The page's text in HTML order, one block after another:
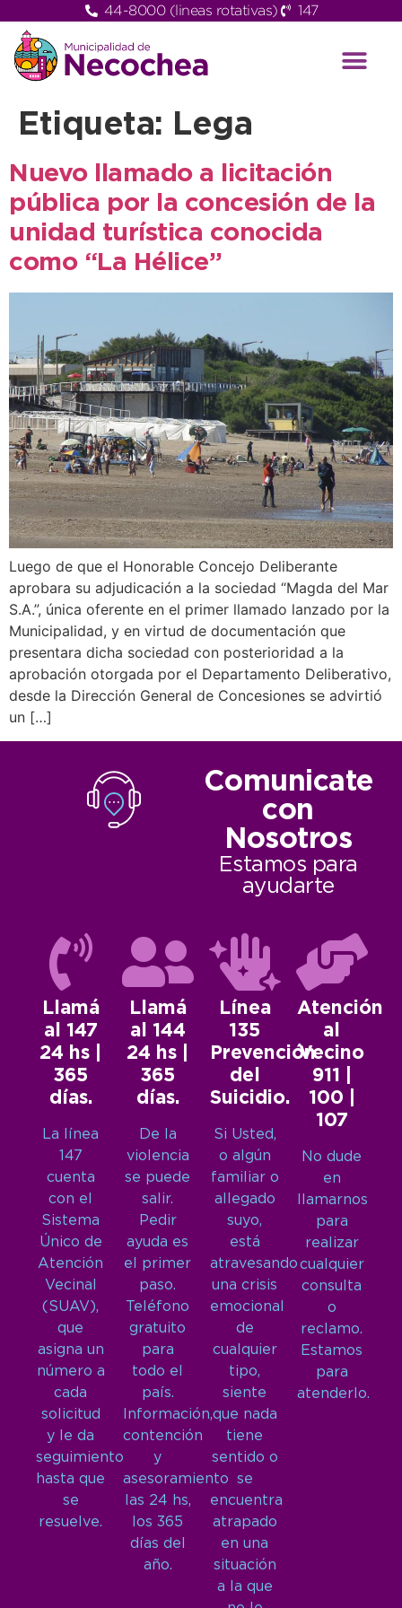
44-8000 (lineas rotativas) 147
Etiqueta: Lega
Nuevo llamado a licitación
pública por la concesión de la
unidad turística conocida
como “La Hélice”
Luego de que el Honorable Concejo Deliberante
aprobara su adjudicación a la sociedad “Magda del Mar
S.A.”, única oferente en el primer llamado lanzado por la
Municipalidad, y en virtud de documentación que
presentara dicha sociedad con posterioridad a la
aprobación otorgada por el Departamento Deliberativo,
desde la Dirección General de Concesiones se advirtió
un […]
Comunicate
con
Nosotros
Estamos para
ayudarte
Llamá
al 147
24 hs |
365
días.
La línea
147
cuenta
con el
Sistema
Único de
Atención
Vecinal
(SUAV),
que
asigna un
número a
cada
solicitud
y le da
seguimiento
hasta que
se
resuelve.
Llamá
al 144
24 hs |
365
días.
De la
violencia
se puede
salir.
Pedir
ayuda es
el primer
paso.
Teléfono
gratuito
para
todo el
país.
Información,
contención
y
asesoramiento
las 24 hs,
los 365
días del
año.
Línea
135
Prevención
del
Suicidio.
Si Usted,
o algún
familiar o
allegado
suyo,
está
atravesando
una crisis
emocional
de
cualquier
tipo,
siente
que nada
tiene
sentido o
se
encuentra
atrapado
en una
situación
a la que
Atención
al
Vecino
911 |
100 |
107
No dude
en
llamarnos
para
realizar
cualquier
consulta
o
reclamo.
Estamos
para
atenderlo.